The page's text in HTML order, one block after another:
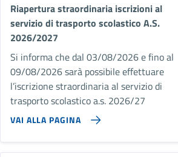
Riapertura straordinaria iscrizioni al
servizio di trasporto scolastico A.S.
2026/2027
Si informa che dal 03/08/2026 e fino al
09/08/2026 sarà possibile effettuare
l’iscrizione straordinaria al servizio di
trasporto scolastico a.s. 2026/27
VAI ALLA PAGINA